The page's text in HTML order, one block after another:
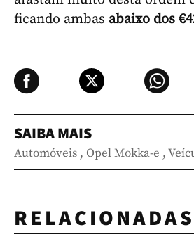
ficando ambas abaixo dos
SAIBA MAIS
Automóveis , Opel Mokka-e ,
RELACIONADAS